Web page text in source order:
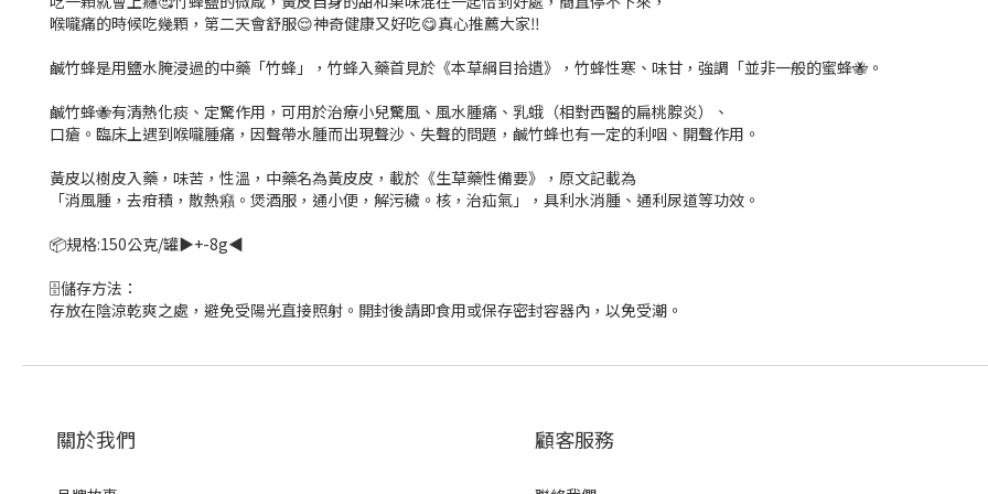
喉嚨痛的時候吃幾顆，第二天會舒服😌神奇健康又好吃😋真心推薦大家‼️
鹹竹蜂是用鹽水腌浸過的中藥「竹蜂」，竹蜂入藥首見於《本草綱目拾遺》，竹蜂性寒、味甘，強調「並非一般的蜜蜂🐝。
鹹竹蜂🐝有清熱化痰、定驚作用，可用於治療小兒驚風、風水腫痛、乳蛾（相對西醫的扁桃腺炎）、
口瘡。臨床上遇到喉嚨腫痛，因聲帶水腫而出現聲沙、失聲的問題，鹹竹蜂也有一定的利咽、開聲作用。
黃皮以樹皮入藥，味苦，性溫，中藥名為黃皮皮，載於《生草藥性備要》，原文記載為
「消風腫，去疳積，散熱癪。煲酒服，通小便，解污穢。核，治疝氣」，具利水消腫、通利尿道等功效。
📦規格:150公克/罐▶️+-8g◀️
🗄儲存方法：
存放在陰涼乾爽之處，避免受陽光直接照射。開封後請即食用或保存密封容器內，以免受潮。
關於我們 顧客服務